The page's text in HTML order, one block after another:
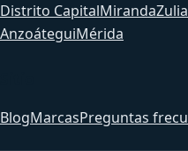
Distrito CapitalMirandaZulia
AnzoáteguiMérida
BlogMarcasPreguntas